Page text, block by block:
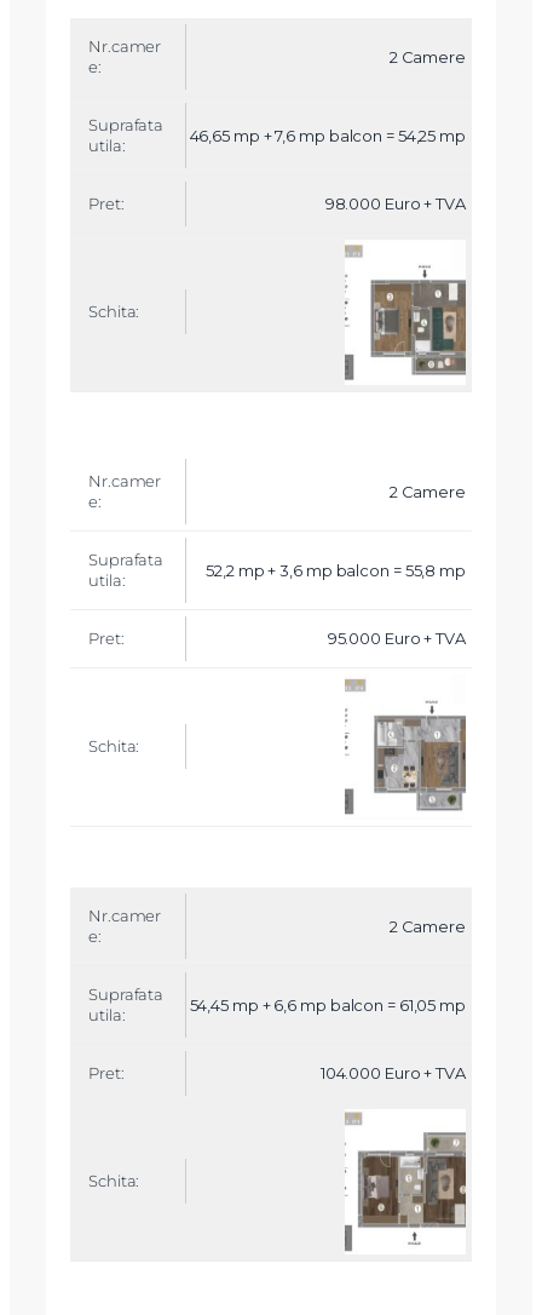
2 Camere
46,65 mp + 7,6 mp balcon = 54,25 mp
98.000 Euro + TVA
2 Camere
52,2 mp + 3,6 mp balcon = 55,8 mp
95.000 Euro + TVA
2 Camere
54,45 mp + 6,6 mp balcon = 61,05 mp
104.000 Euro + TVA
Am citit si sunt de acord cu